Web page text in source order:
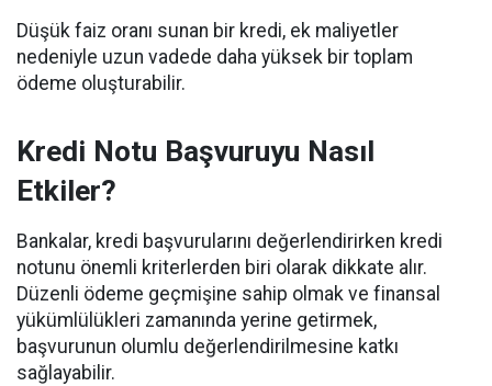
Düşük faiz oranı sunan bir kredi, ek maliyetler
nedeniyle uzun vadede daha yüksek bir toplam
ödeme oluşturabilir.
Kredi Notu Başvuruyu Nasıl
Etkiler?
Bankalar, kredi başvurularını değerlendirirken kredi
notunu önemli kriterlerden biri olarak dikkate alır.
Düzenli ödeme geçmişine sahip olmak ve finansal
yükümlülükleri zamanında yerine getirmek,
başvurunun olumlu değerlendirilmesine katkı
sağlayabilir.